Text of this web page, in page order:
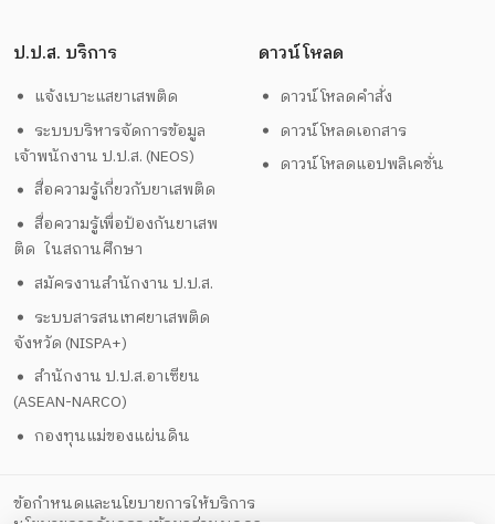
ป.ป.ส. บริการ
แจ้งเบาะแสยาเสพติด
ระบบบริหารจัดการข้อมูล
เจ้าพนักงาน ป.ป.ส. (NEOS)
สื่อความรู้เกี่ยวกับยาเสพติด
สื่อความรู้เพื่อป้องกันยาเสพ
ติด ในสถานศึกษา
สมัครงานสำนักงาน ป.ป.ส.
ระบบสารสนเทศยาเสพติด
จังหวัด (NISPA+)
สำนักงาน ป.ป.ส.อาเซียน
(ASEAN-NARCO)
กองทุนแม่ของแผ่นดิน
ดาวน์โหลด
ดาวน์โหลดคำสั่ง
ดาวน์โหลดเอกสาร
ดาวน์โหลดแอปพลิเคชั่น
ข้อกำหนดและนโยบายการให้บริการ